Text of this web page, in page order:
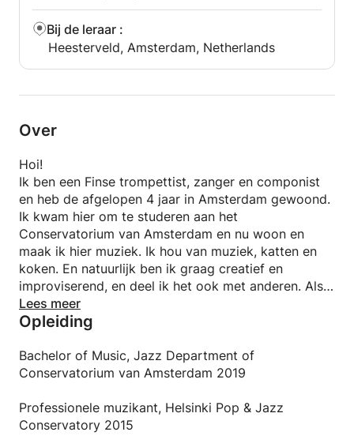
Bij de leraar :
Heesterveld, Amsterdam, Netherlands
Over
Hoi!
Ik ben een Finse trompettist, zanger en componist
en heb de afgelopen 4 jaar in Amsterdam gewoond.
Ik kwam hier om te studeren aan het
Conservatorium van Amsterdam en nu woon en
maak ik hier muziek. Ik hou van muziek, katten en
koken. En natuurlijk ben ik graag creatief en
improviserend, en deel ik het ook met anderen. Als
je wat van mijn werk wilt horen, bezoek dan mijn
website:
Als je enthousiast bent over muziek, trompet of
gewoon nieuwe dingen leert, ben je meer dan
Lees meer
Opleiding
Bachelor of Music, Jazz Department of
Conservatorium van Amsterdam 2019
Professionele muzikant, Helsinki Pop & Jazz
Conservatory 2015